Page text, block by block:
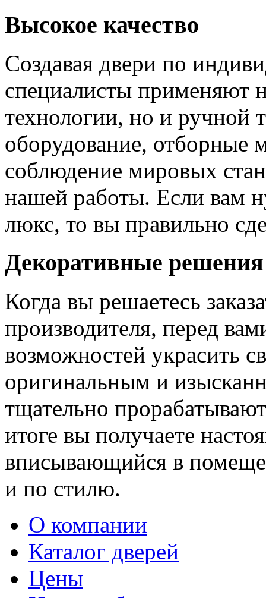
Высокое качество
Создавая двери по
специалисты применяют
технологии, но и ручной
оборудование, отборные
соблюдение мировых
нашей работы. Если вам
люкс, то вы правильно
Декоративные решения
Когда вы решаетесь
производителя, перед
возможностей украсить
оригинальным и
тщательно
итоге вы получаете
вписывающийся в
и по стилю.
О компании
Каталог дверей
Цены